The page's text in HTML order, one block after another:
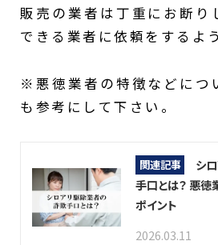
販売の業者は丁重にお断り
できる業者に依頼をするよ
※悪徳業者の特徴などにつ
も参考にして下さい。
関連記事
シ
手口とは？ 悪徳
ポイント
2026.03.11